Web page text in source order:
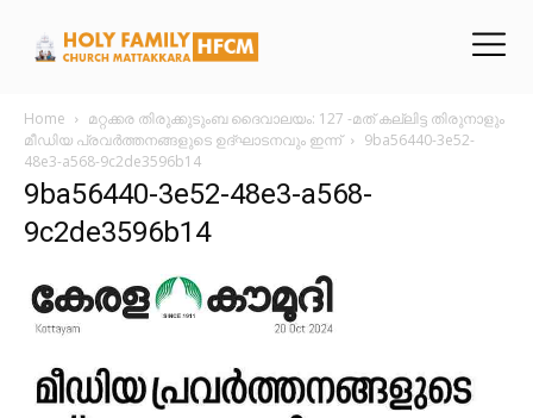
Home
മറ്റക്കര തിരുക്കുടുംബ ദൈവാലയം: 127 -മത് കല്ലിട്ട തിരുനാളും
മീഡിയ പ്രവർത്തനങ്ങളുടെ ഉദ്ഘാടനവും ഇന്ന്
9ba56440-3e52-
48e3-a568-9c2de3596b14
9ba56440-3e52-48e3-a568-
9c2de3596b14